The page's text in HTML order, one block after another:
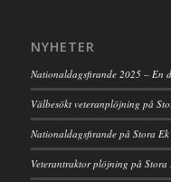
NYHETER
Nationaldagsfirande 2025 – En
Välbesökt veteranplöjning på
Nationaldagsfirande på Stora
Veterantraktor plöjning på Stora